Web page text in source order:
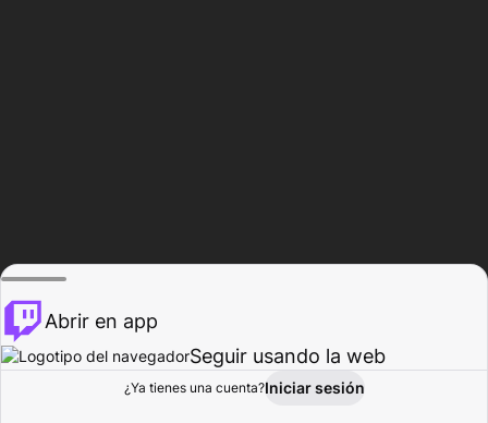
Explorar Actividad
Abrir en app
Seguir usando la web
¿Ya tienes una cuenta?Iniciar sesión